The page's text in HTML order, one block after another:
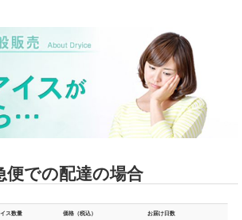
での配達の場合
ス数量 価格（税込） お届け日数